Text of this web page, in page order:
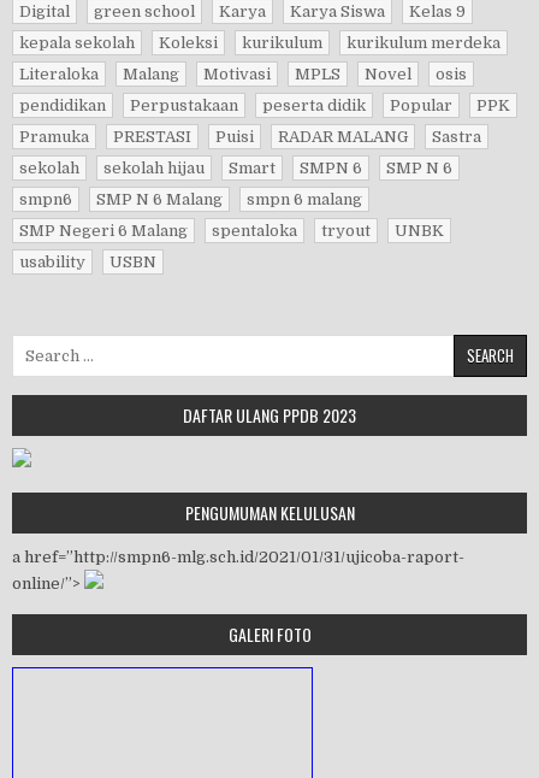
Digital
green school Karya Karya Siswa
Kelas 9
kepala sekolah
Koleksi kurikulum
kurikulum merdeka
Literaloka
Malang Motivasi MPLS Novel
osis
pendidikan
Perpustakaan peserta didik Popular
PPK
Pramuka
PRESTASI Puisi RADAR MALANG
Sastra
sekolah
sekolah hijau Smart SMPN 6
SMP N 6
smpn6
SMP N 6 Malang
smpn 6 malang
SMP Negeri 6 Malang
spentaloka tryout
UNBK
usability
USBN
DAFTAR ULANG PPDB 2023
PENGUMUMAN KELULUSAN
a href=”http://smpn6-mlg.sch.id/2021/01/31/ujicoba-raport-
online/”>
GALERI FOTO